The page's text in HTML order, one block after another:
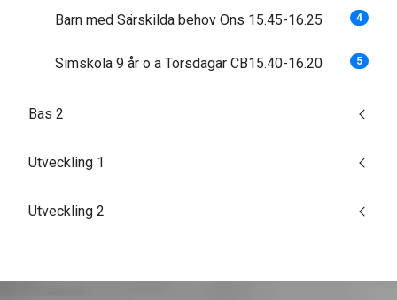
Barn med Särskilda behov Ons 15.45-16.25 4
Simskola 9 år o ä Torsdagar CB15.40-16.20 5
Bas 2
Utveckling 1
Utveckling 2